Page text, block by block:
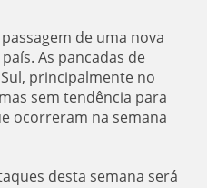
de uma nova
As pancadas de
principalmente no
sem tendência para
ocorreram na semana
desta semana será